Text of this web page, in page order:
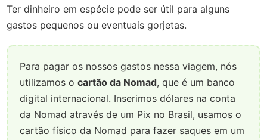
Ter dinheiro em espécie pode ser útil para alguns
gastos pequenos ou eventuais gorjetas.
Para pagar os nossos gastos nessa viagem, nós
utilizamos ocartão da Nomad, que é um banco
digital internacional. Inserimos dólares na conta
da Nomad através de um Pix no Brasil, usamos o
cartão físico da Nomad para fazer saques em um